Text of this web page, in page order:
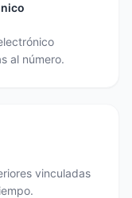
al número.
vinculadas